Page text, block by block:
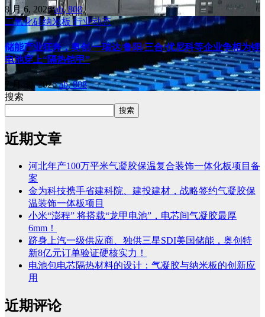
8 月 6, 2026ab, 808
二氧化硅纳米板行业动态
储能产业狂奔，奥创/一瑞达/鲁阳/三合/优尼科等企业争相为锂
电池穿上“隔热铠甲”
7 月 30, 2026ab, 808
搜索
搜索
近期文章
河北年产100万平米气凝胶保温复合装饰一体化板项目备
案
金为科技携手省建科院、建投建材，战略签约气凝胶保
温装饰一体板项目
小米“澎程” 将搭载“龙甲电池”，电芯间气凝胶最厚
6mm！
跻身上汽一级供应商、独供三星SDI美国储能，奥创特
新8亿元订单验证硬核实力！
电池包电芯隔热材料的设计：气凝胶与纳米板的创新应
用
近期评论